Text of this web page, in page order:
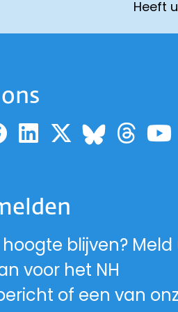
Heeft
naar de
Ga naar de
Ga naar de
Ga naar
Ga
naar de RSS-
blijven? Meld
voor het NH
of een van